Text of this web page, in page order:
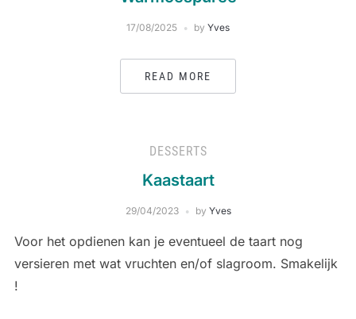
17/08/2025 by Yves
READ MORE
DESSERTS
Kaastaart
29/04/2023 by Yves
Voor het opdienen kan je eventueel de taart nog
versieren met wat vruchten en/of slagroom. Smakelijk
!